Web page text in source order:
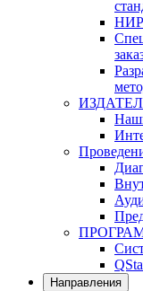
НИР
Направления